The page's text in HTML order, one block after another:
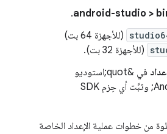
android-studio >
.
(للأجهزة 64 بت)
(للأجهزة 32 بت).
في &quot;استوديو
Android&quot; وثبِّت أي حِزم SDK
من خطوات عملية الإعداد الخاصة